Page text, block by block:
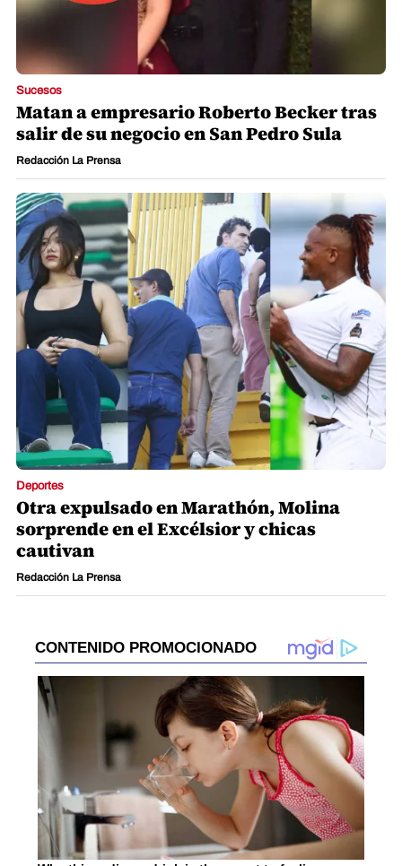
Sucesos
Matan a empresario Roberto Becker tras
salir de su negocio en San Pedro Sula
Redacción La Prensa
Deportes
Otra expulsado en Marathón, Molina
sorprende en el Excélsior y chicas
cautivan
Redacción La Prensa